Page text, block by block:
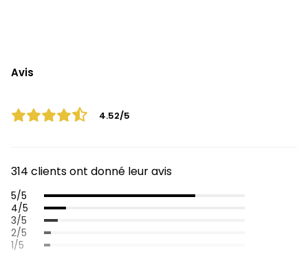
Avis
4.52/5
314 clients ont donné leur avis
5/5
4/5
3/5
2/5
1/5